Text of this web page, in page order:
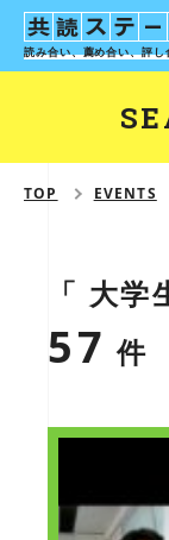
読み合い、薦め合い、評し
TOP EVENTS
「 大
57 件